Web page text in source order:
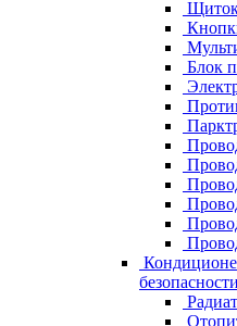
Блок
безопасности